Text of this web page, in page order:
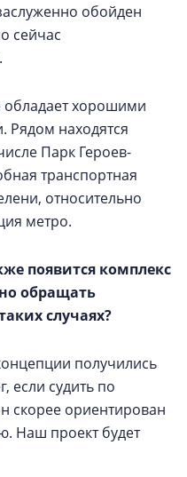
обойден
сейчас
обладает хорошими
Рядом находятся
Парк Героев-
транспортная
относительно
метро.
появится комплекс
обращать
случаях?
получились
если судить по
скорее ориентирован
Наш проект будет